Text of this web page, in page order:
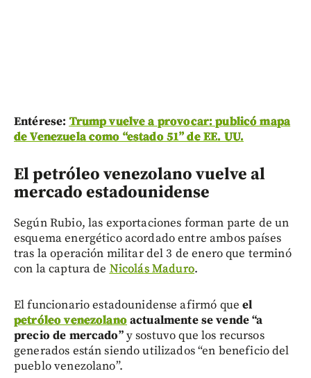
Entérese: Trump vuelve a provocar: publicó mapa
de Venezuela como “estado 51” de EE. UU.
El petróleo venezolano vuelve al
mercado estadounidense
Según Rubio, las exportaciones forman parte de un
esquema energético acordado entre ambos países
tras la operación militar del 3 de enero que terminó
con la captura de Nicolás Maduro.
El funcionario estadounidense afirmó queel
petróleo venezolanoactualmente se vende “a
precio de mercado”y sostuvo que los recursos
generados están siendo utilizados “en beneficio del
pueblo venezolano”.